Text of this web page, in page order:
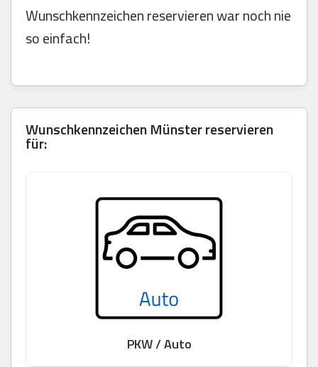
Wunschkennzeichen reservieren war noch nie
so einfach!
Wunschkennzeichen Münster reservieren
für:
PKW / Auto